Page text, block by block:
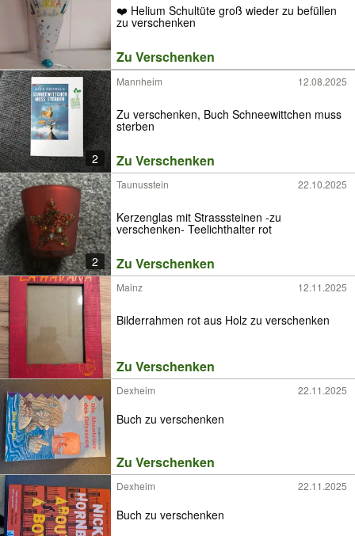
❤️ Helium Schultüte groß wieder zu befüllen
zu verschenken
Zu Verschenken
2
Mannheim 12.08.2025
Zu verschenken, Buch Schneewittchen muss
sterben
Zu Verschenken
2
Taunusstein 22.10.2025
Kerzenglas mit Strasssteinen -zu
verschenken- Teelichthalter rot
Zu Verschenken
Mainz 12.11.2025
Bilderrahmen rot aus Holz zu verschenken
Zu Verschenken
Dexheim 22.11.2025
Buch zu verschenken
Zu Verschenken
Dexheim 22.11.2025
Buch zu verschenken